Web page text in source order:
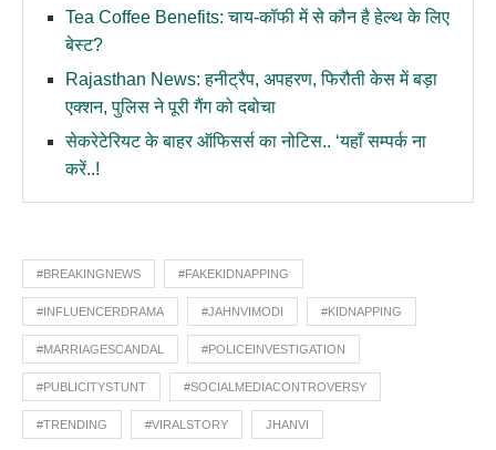
Tea Coffee Benefits: चाय-कॉफी में से कौन है हेल्थ के लिए
बेस्ट?
Rajasthan News: हनीट्रैप, अपहरण, फिरौती केस में बड़ा
एक्शन, पुलिस ने पूरी गैंग को दबोचा
सेकरेटेरियट के बाहर ऑफिसर्स का नोटिस.. ‘यहाँ सम्पर्क ना
करें..!
#BREAKINGNEWS #FAKEKIDNAPPING
#INFLUENCERDRAMA #JAHNVIMODI #KIDNAPPING
#MARRIAGESCANDAL #POLICEINVESTIGATION
#PUBLICITYSTUNT #SOCIALMEDIACONTROVERSY
#TRENDING #VIRALSTORY JHANVI